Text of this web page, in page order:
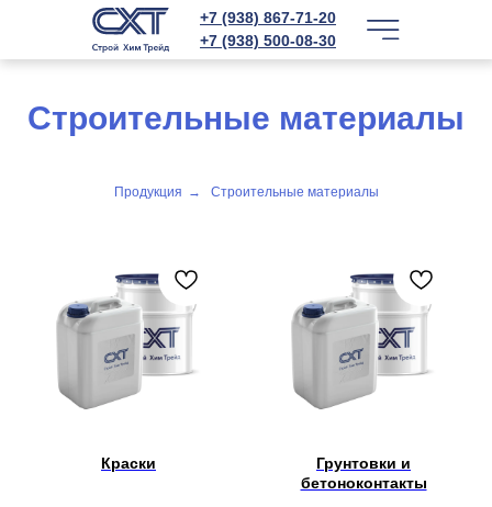
+7 (938) 867-71-20
+7 (938) 500-08-30
Строительные материалы
Продукция → Строительные материалы
Краски
Грунтовки и
бетоноконтакты